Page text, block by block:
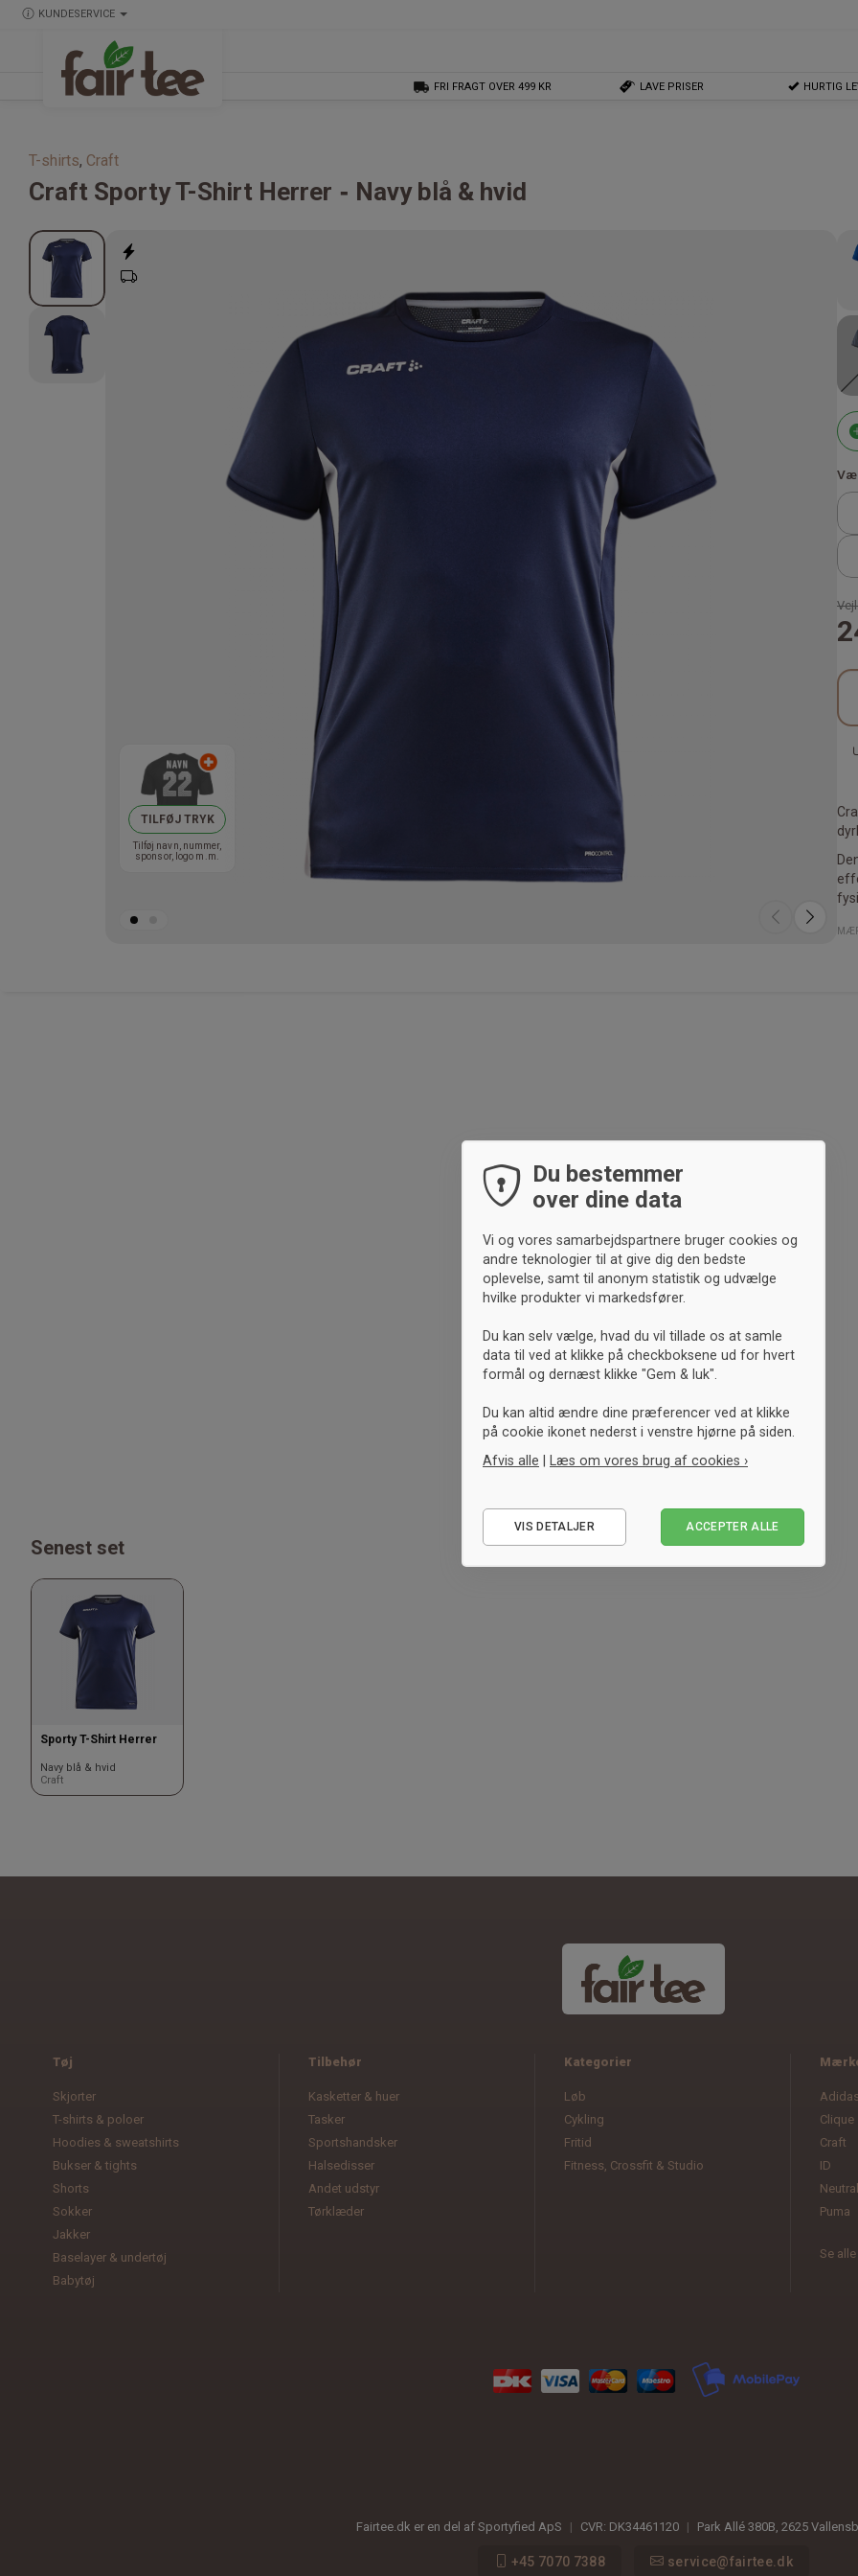
KUNDESERVICE
FRI FRAGT OVER 499 KR LAVE PRISER HURTIG
T-shirts, Craft
Craft Sporty T-Shirt Herrer Navy blå & hvid
TILFØJ TRYK
Tilføj navn, nummer,
sponsor, logo m.m.
T-
Senest set
Sporty T-Shirt Herrer
Navy blå & hvid
Craft
Tøj
Skjorter
T-shirts & poloer
Hoodies & sweatshirts
Bukser & tights
Shorts
Sokker
Jakker
Baselayer & undertøj
Babytøj
Tilbehør
Kasketter & huer
Tasker
Sportshandsker
Halsedisser
Andet udstyr
Tørklæder
Kategorier
Løb
Cykling
Fritid
Fitness, Crossfit & Studio
Adidas
Clique
Craft
ID
Neutral
Puma
Se
Fairtee.dk er en del af Sportyfied ApS | CVR: DK34461120 | Park Allé 380B 2625
+45 7070 7388 service@fairtee.dk
Du bestemmer
over dine data
Vi og vores samarbejdspartnere bruger cookies og
andre teknologier til at give dig den bedste
oplevelse, samt til anonym statistik og udvælge
hvilke produkter vi markedsfører.
Du kan selv vælge, hvad du vil tillade os at samle
data til ved at klikke på checkboksene ud for hvert
formål og dernæst klikke "Gem & luk".
Du kan altid ændre dine præferencer ved at klikke
på cookie ikonet nederst i venstre hjørne på siden.
Afvis alle | Læs om vores brug af cookies ›
Statistiske
VIS DETALJER ACCEPTER ALLE